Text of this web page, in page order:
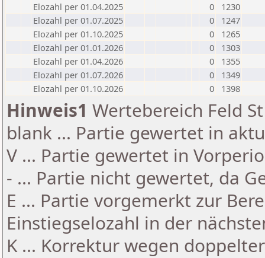
Elozahl per 01.04.2025
0
1230
Elozahl per 01.07.2025
0
1247
Elozahl per 01.10.2025
0
1265
Elozahl per 01.01.2026
0
1303
Elozahl per 01.04.2026
0
1355
Elozahl per 01.07.2026
0
1349
Elozahl per 01.10.2026
0 1398
Hinweis1 Wertebereich Feld
blank ... Partie gewertet in
V ... Partie gewertet in
- ... Partie nicht gewertet, da
E ... Partie vorgemerkt zur
Einstiegselozahl in der
K ... Korrektur wegen